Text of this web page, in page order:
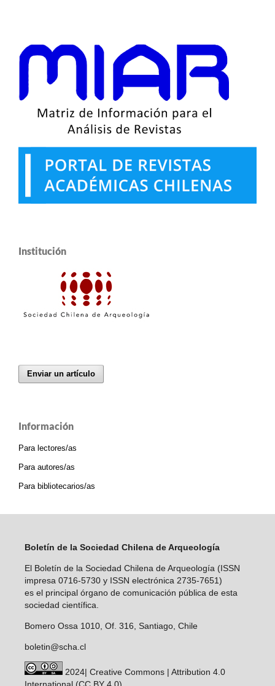
Institución
Enviar un artículo
Información
Para lectores/as
Para autores/as
Para bibliotecarios/as
Boletín de la Sociedad Chilena de Arqueología
El Boletín de la Sociedad Chilena de Arqueología (ISSN
impresa 0716-5730 y ISSN electrónica 2735-7651)
es el principal órgano de comunicación pública de esta
sociedad científica.
Bomero Ossa 1010, Of. 316, Santiago, Chile
boletin@scha.cl
2024| Creative Commons | Attribution 4.0
International (CC BY 4.0)